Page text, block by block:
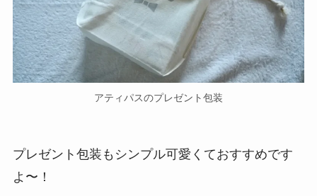
アティパスのプレゼント包装
プレゼント包装もシンプル可愛くておすすめです
よ〜！